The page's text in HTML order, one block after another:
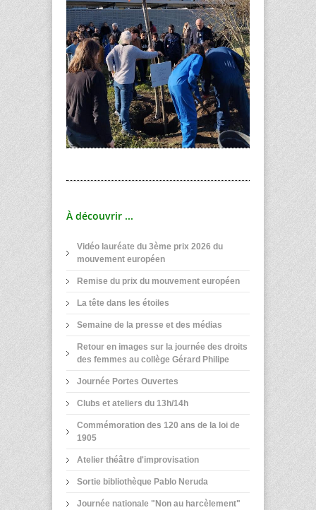
À découvrir ...
Vidéo lauréate du 3ème prix 2026 du
mouvement européen
Remise du prix du mouvement européen
La tête dans les étoiles
Semaine de la presse et des médias
Retour en images sur la journée des droits
des femmes au collège Gérard Philipe
Journée Portes Ouvertes
Clubs et ateliers du 13h/14h
Commémoration des 120 ans de la loi de
1905
Atelier théâtre d'improvisation
Sortie bibliothèque Pablo Neruda
Journée nationale "Non au harcèlement"